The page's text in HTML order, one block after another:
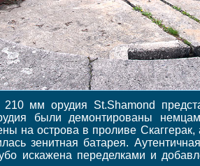
210 мм орудия St.Shamond
были демонтированы
на острова в проливе Скаггерак,
зенитная батарея.
искажена переделками и